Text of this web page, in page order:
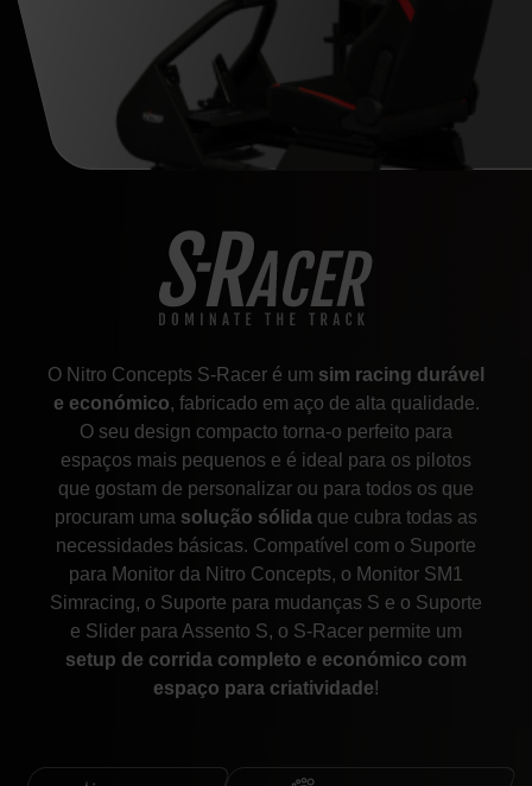
O Nitro Concepts S-Racer é um sim racing durável
e económico, fabricado em aço de alta qualidade.
O seu design compacto torna-o perfeito para
espaços mais pequenos e é ideal para os pilotos
que gostam de personalizar ou para todos os que
procuram uma solução sólida que cubra todas as
necessidades básicas. Compatível com o Suporte
para Monitor da Nitro Concepts, o Monitor SM1
Simracing, o Suporte para mudanças S e o Suporte
e Slider para Assento S, o S-Racer permite um
setup de corrida completo e económico com
espaço para criatividade!